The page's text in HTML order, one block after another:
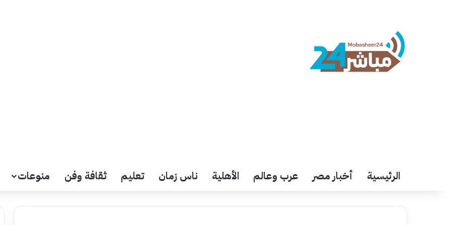
الرئيسية أخبار مصر عرب وعالم الأهلية ناس زمان تعليم ثقافة وفن منوعات